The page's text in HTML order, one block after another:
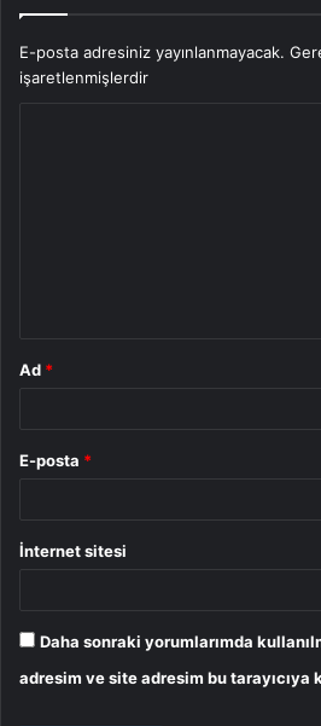
E-posta adresiniz yayınlanmayacak.
işaretlenmişlerdir
Ad *
E-posta *
İnternet sitesi
Daha sonraki yorumlarımda
adresim ve site adresim bu tarayıcıya